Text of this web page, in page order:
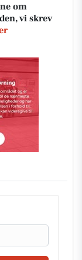
om
vi skrev